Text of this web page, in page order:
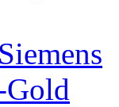
Gold